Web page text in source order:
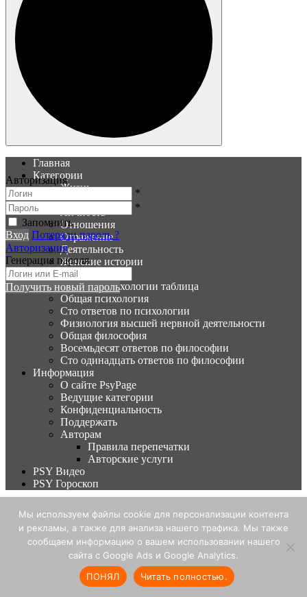
Главная
Категории
Жизнь
Образ
Личность
Отношения
Отражение
Деятельность
Женские истории
PSY Вопросы
История психологии таблица
Общая психология
Сто ответов по психологии
Физиология высшей нервной деятельности
Общая философия
Восемьдесят ответов по философии
Сто одинадцать ответов по философии
Информация
О сайте PsyPage
Ведущие категории
Конфиденциальность
Поддержать
Авторам
Правила перепечатки
Авторские услуги
PSY Видео
PSY Гороскоп
Вход
Все самое тайное и интересное внутри, присоединяйтесь. Все
Авторизация
*
*
Запомнить
Вход Потеряли пароль ?
Авторизация
Генерация пароля
Получить новый пароль
Мы используем файлы cookie для персонализации контента
и рекламы, а также для анализа нашего трафика. Мы также
сообщаем информацию о вашем использовании нашего
сайта с Google Ads и Google Analytics.
ПОНЯЛ
Читать полностью.